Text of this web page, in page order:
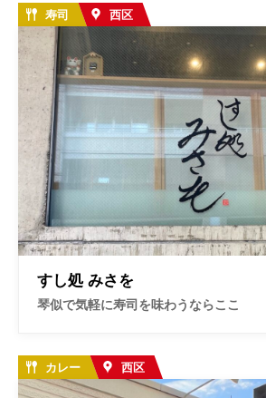
寿司 西区
すし処 みさを
琴似で気軽に寿司を味わうならここ
カレー 西区